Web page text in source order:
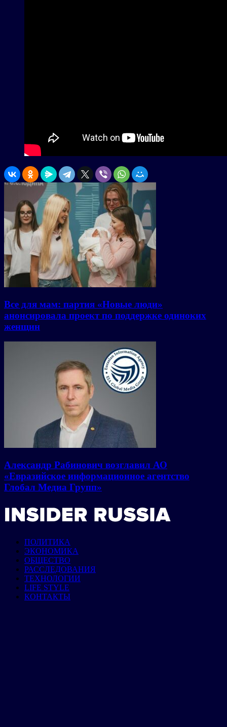
Все для мам: партия «Новые люди»
анонсировала проект по поддержке одиноких
женщин
Александр Рабинович возглавил АО
«Евразийское информационное агентство
Глобал Медиа Групп»
ПОЛИТИКА
ЭКОНОМИКА
ОБЩЕСТВО
РАССЛЕДОВАНИЯ
ТЕХНОЛОГИИ
LIFE STYLE
КОНТАКТЫ